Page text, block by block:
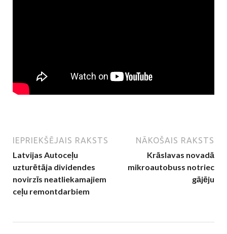
IEPRIEKŠĒJAIS RAKSTS
Latvijas Autoceļu
uzturētāja dividendes
novirzīs neatliekamajiem
ceļu remontdarbiem
NĀKOŠAIS RAKSTS
Krāslavas novadā
mikroautobuss notriec
gājēju